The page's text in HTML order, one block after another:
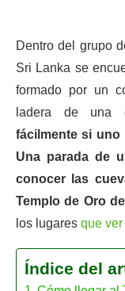
Dentro del grupo
Sri Lanka se
formado por un
ladera de una
fácilmente si uno
Una parada de
conocer las
Templo de Oro
los lugares que
Índice del